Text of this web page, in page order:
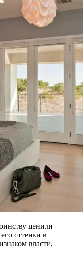
ценили
оттенки в
власти,